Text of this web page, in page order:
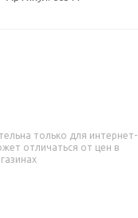
только для интернет-
отличаться от цен в